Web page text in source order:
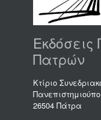
Εκδόσεις
Πατρών
Κτίριο
26504 Πάτρα